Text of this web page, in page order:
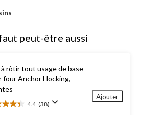
peut-être aussi
à rôtir tout usage de base
four Anchor Hocking,
4.4 (38)
Ajouter